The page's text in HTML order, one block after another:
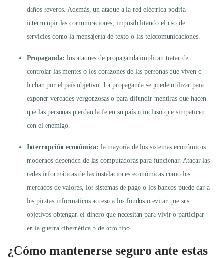
daños severos. Además, un ataque a la red eléctrica podría
interrumpir las comunicaciones, imposibilitando el uso de
servicios como la mensajería de texto o las telecomunicaciones.
Propaganda: los ataques de propaganda implican tratar de
controlar las mentes o los corazones de las personas que viven o
luchan por el país objetivo. La propaganda se puede utilizar para
exponer verdades vergonzosas o para difundir mentiras que hacen
que las personas pierdan la fe en su país o incluso que simpaticen
con el enemigo.
Interrupción económica: la mayoría de los sistemas económicos
modernos dependen de las computadoras para funcionar. Atacar las
redes informáticas de las instalaciones económicas como los
mercados de valores, los sistemas de pago o los bancos puede dar a
los piratas informáticos acceso a los fondos o evitar que sus
objetivos obtengan el dinero que necesitan para vivir o participar
en la guerra cibernética o de otro tipo.
¿Cómo mantenerse seguro ante estas